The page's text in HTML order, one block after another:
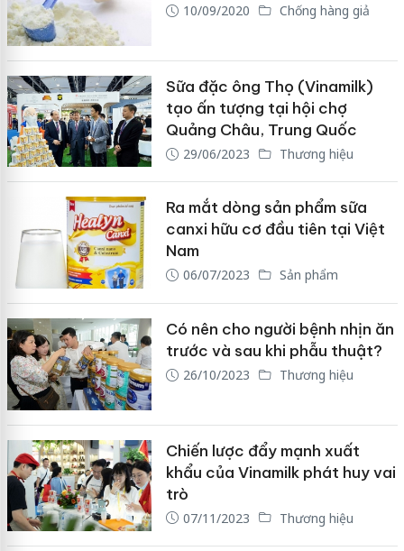
10/09/2020 Chống hàng giả
Sữa đặc ông Thọ (Vinamilk)
tạo ấn tượng tại hội chợ
Quảng Châu, Trung Quốc
29/06/2023 Thương hiệu
Ra mắt dòng sản phẩm sữa
canxi hữu cơ đầu tiên tại Việt
Nam
06/07/2023 Sản phẩm
Có nên cho người bệnh nhịn ăn
trước và sau khi phẫu thuật?
26/10/2023 Thương hiệu
Chiến lược đẩy mạnh xuất
khẩu của Vinamilk phát huy vai
trò
07/11/2023 Thương hiệu